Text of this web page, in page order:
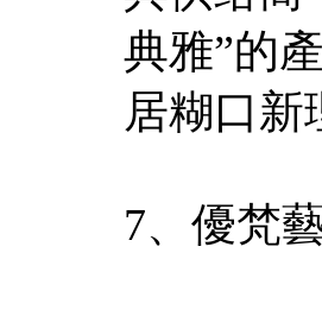
典雅”的
居糊口新
7、優梵